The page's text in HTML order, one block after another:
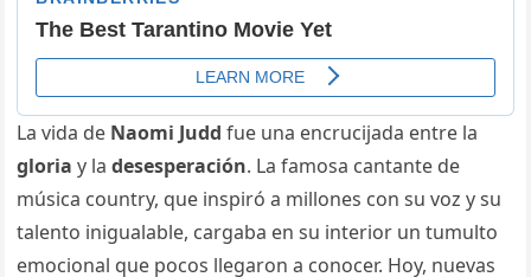
La vida de Naomi Judd fue una encrucijada entre la
gloria y ladesesperación. La famosa cantante de
música country, que inspiró a millones con su voz y su
talento inigualable, cargaba en su interior un tumulto
emocional que pocos llegaron a conocer. Hoy, nuevas